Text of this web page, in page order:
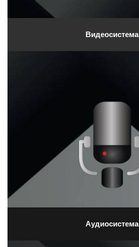
Видеосистема
Аудиосистема